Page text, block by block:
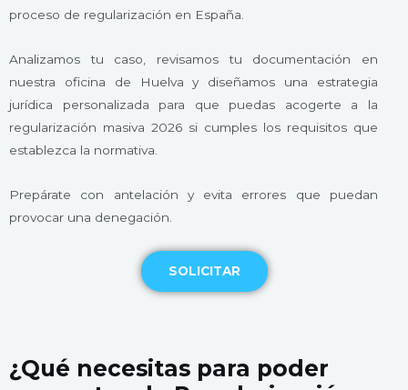
proceso de regularización en España.
Analizamos tu caso, revisamos tu documentación en
nuestra oficina de Huelva y diseñamos una estrategia
jurídica personalizada para que puedas acogerte a la
regularización masiva 2026 si cumples los requisitos que
establezca la normativa.
Prepárate con antelación y evita errores que puedan
provocar una denegación.
SOLICITAR
¿Qué necesitas para poder